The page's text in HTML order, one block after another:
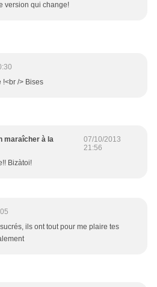
version qui change!
!<br /> Bises
maraîcher à la
07/10/2013
21:56
Bizàtoi!
ils ont tout pour me plaire tes